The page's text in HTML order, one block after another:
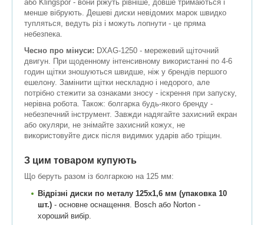
або Klingspor - вони ріжуть рівніше, довше тримаються і
менше вібрують. Дешеві диски невідомих марок швидко
тупляться, ведуть різ і можуть лопнути - це пряма
небезпека.
Чесно про мінуси: DXAG-1250 - мережевий щіточний
двигун. При щоденному інтенсивному використанні по 4-6
годин щітки зношуються швидше, ніж у брендів першого
ешелону. Замінити щітки нескладно і недорого, але
потрібно стежити за ознаками зносу - іскрення при запуску,
нерівна робота. Також: болгарка будь-якого бренду -
небезпечний інструмент. Завжди надягайте захисний екран
або окуляри, не знімайте захисний кожух, не
використовуйте диск після видимих ударів або тріщин.
З цим товаром купують
Що беруть разом із болгаркою на 125 мм:
Відрізні диски по металу 125x1,6 мм (упаковка 10
шт.) - основне оснащення. Bosch або Norton -
хороший вибір.